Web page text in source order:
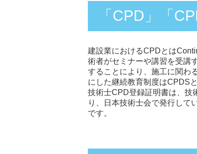
「CPD」「
建設業におけるCPDとは
術者がセミナーや講習を受講
することにより、施工に関わ
にした継続教育制度はCPDS
技術士CPD登録証明書は、技
り、日本技術士会で発行して
です。